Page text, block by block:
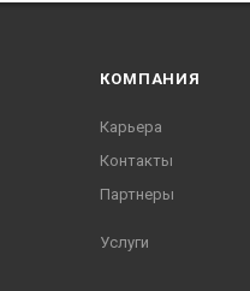
КОМПАНИЯ
Карьера
Контакты
Партнеры
Услуги